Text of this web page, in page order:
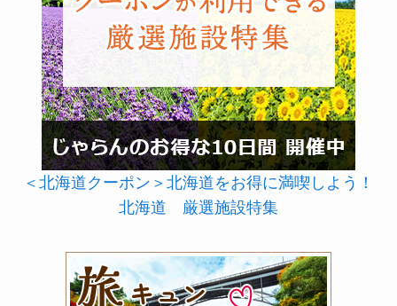
＜北海道クーポン＞北海道をお得に満喫しよう！
北海道 厳選施設特集